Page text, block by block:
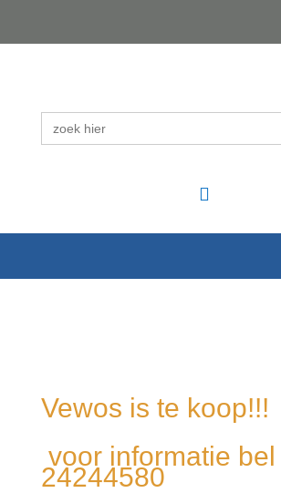
Zoek
naar:

Vewos is te
voor informatie bel
24244580